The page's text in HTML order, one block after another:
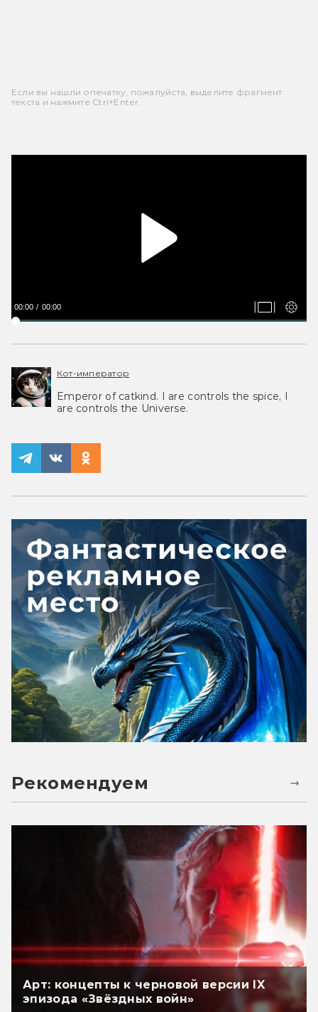
Если вы нашли опечатку, пожалуйста, выделите фрагмент
текста и нажмите Ctrl+Enter.
00:00 00:00
Кот-император
Emperor of catkind. I are controls the spice, I
are controls the Universe.
Рекомендуем
Арт: концепты к черновой версии IX
эпизода «Звёздных войн»